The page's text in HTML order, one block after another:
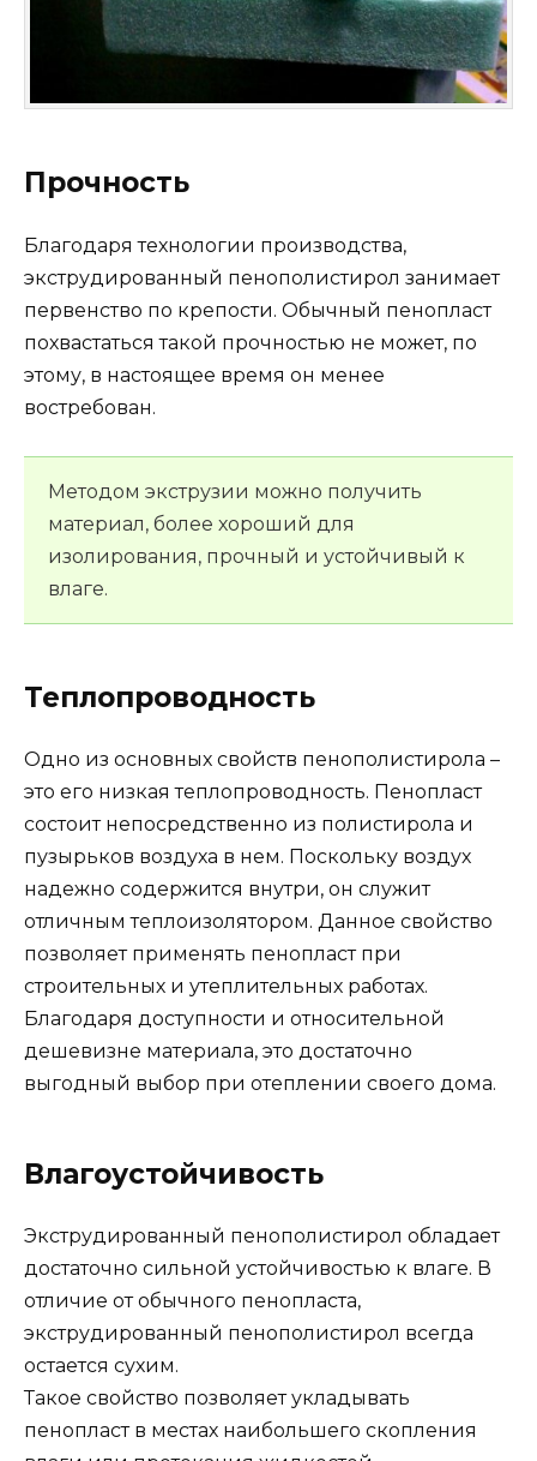
Прочность
Благодаря технологии производства,
экструдированный пенополистирол занимает
первенство по крепости. Обычный пенопласт
похвастаться такой прочностью не может, по
этому, в настоящее время он менее
востребован.
Методом экструзии можно получить
материал, более хороший для
изолирования, прочный и устойчивый к
влаге.
Теплопроводность
Одно из основных свойств пенополистирола –
это его низкая теплопроводность. Пенопласт
состоит непосредственно из полистирола и
пузырьков воздуха в нем. Поскольку воздух
надежно содержится внутри, он служит
отличным теплоизолятором. Данное свойство
позволяет применять пенопласт при
строительных и утеплительных работах.
Благодаря доступности и относительной
дешевизне материала, это достаточно
выгодный выбор при отеплении своего дома.
Влагоустойчивость
Экструдированный пенополистирол обладает
достаточно сильной устойчивостью к влаге. В
отличие от обычного пенопласта,
экструдированный пенополистирол всегда
остается сухим.
Такое свойство позволяет укладывать
пенопласт в местах наибольшего скопления